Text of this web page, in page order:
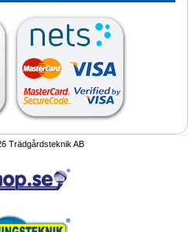
Trädgårdsteknik AB